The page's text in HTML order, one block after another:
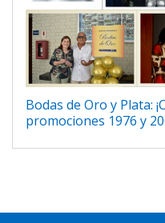
Bodas de Oro y Plata:
promociones 1976 y